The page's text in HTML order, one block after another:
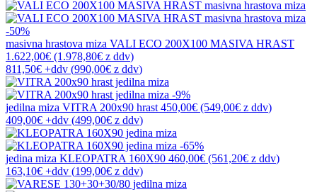
-50%
masivna hrastova miza VALI ECO 200X100 MASIVA HRAST
1.622,00€ (1.978,80€ z ddv)
811,50€ +ddv (990,00€ z ddv)
-9%
jedilna miza VITRA 200x90 hrast 450,00€ (549,00€ z ddv)
409,00€ +ddv (499,00€ z ddv)
-65%
jedina miza KLEOPATRA 160X90 460,00€ (561,20€ z ddv)
163,10€ +ddv (199,00€ z ddv)